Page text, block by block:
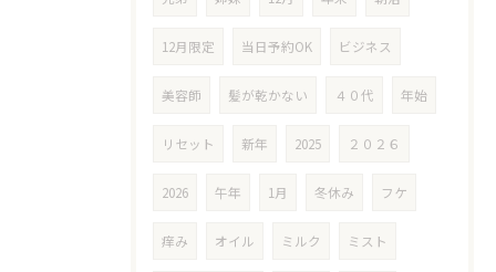
12月限定 当日予約OK ビジネス
美容師 髪が乾かない ４０代 年始
リセット 新年 2025 ２０２６
2026 午年 1月 冬休み フケ
痒み オイル ミルク ミスト